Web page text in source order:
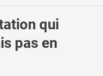
qui
pas en